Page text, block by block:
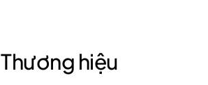
Thương hiệu